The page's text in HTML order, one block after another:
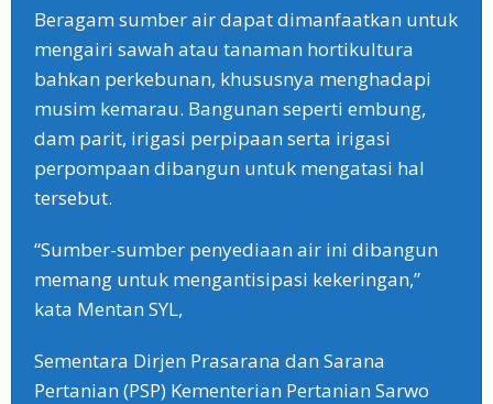
Beragam sumber air dapat dimanfaatkan untuk
mengairi sawah atau tanaman hortikultura
bahkan perkebunan, khususnya menghadapi
musim kemarau. Bangunan seperti embung,
dam parit, irigasi perpipaan serta irigasi
perpompaan dibangun untuk mengatasi hal
tersebut.
“Sumber-sumber penyediaan air ini dibangun
memang untuk mengantisipasi kekeringan,”
kata Mentan SYL,
Sementara Dirjen Prasarana dan Sarana
Pertanian (PSP) Kementerian Pertanian Sarwo